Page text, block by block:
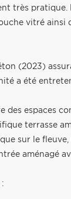
très pratique.
vitré ainsi
(2023)
a été
des espaces
terrasse
sur le
aménagé